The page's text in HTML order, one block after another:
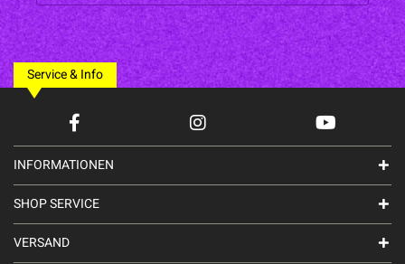
Service & Info
INFORMATIONEN
SHOP SERVICE
VERSAND